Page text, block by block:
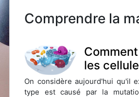
Comprendre la
les
On considère aujourd'hui qu'il
type est causé par la